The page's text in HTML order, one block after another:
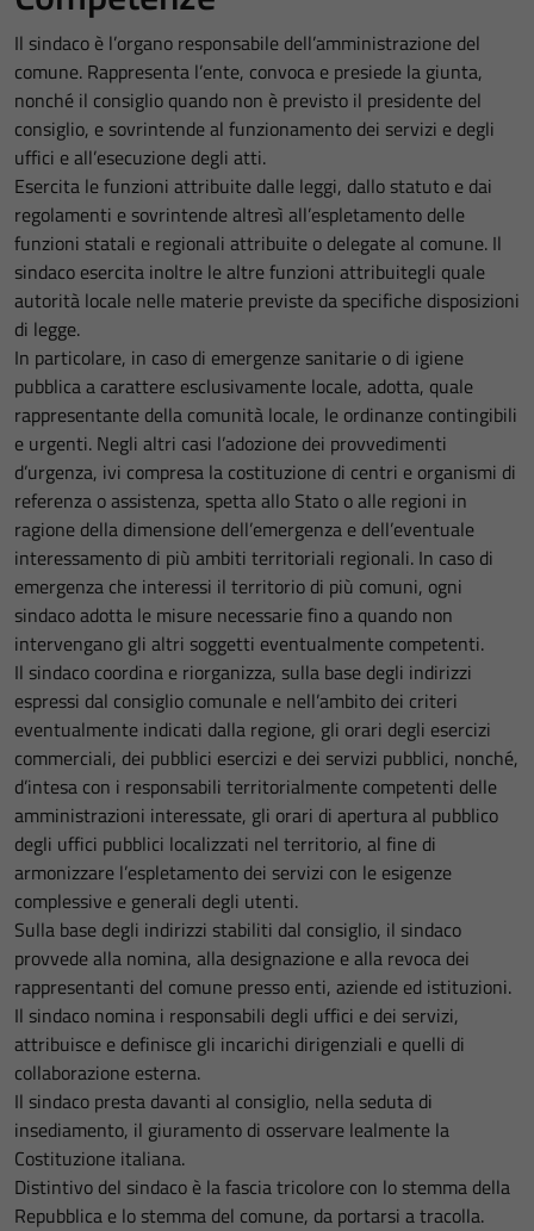
Il sindaco è l’organo responsabile dell’amministrazione del
comune. Rappresenta l’ente, convoca e presiede la giunta,
nonché il consiglio quando non è previsto il presidente del
consiglio, e sovrintende al funzionamento dei servizi e degli
uffici e all’esecuzione degli atti.
Esercita le funzioni attribuite dalle leggi, dallo statuto e dai
regolamenti e sovrintende altresì all’espletamento delle
funzioni statali e regionali attribuite o delegate al comune. Il
sindaco esercita inoltre le altre funzioni attribuitegli quale
autorità locale nelle materie previste da specifiche disposizioni
di legge.
In particolare, in caso di emergenze sanitarie o di igiene
pubblica a carattere esclusivamente locale, adotta, quale
rappresentante della comunità locale, le ordinanze contingibili
e urgenti. Negli altri casi l’adozione dei provvedimenti
d’urgenza, ivi compresa la costituzione di centri e organismi di
referenza o assistenza, spetta allo Stato o alle regioni in
ragione della dimensione dell’emergenza e dell’eventuale
interessamento di più ambiti territoriali regionali. In caso di
emergenza che interessi il territorio di più comuni, ogni
sindaco adotta le misure necessarie fino a quando non
intervengano gli altri soggetti eventualmente competenti.
Il sindaco coordina e riorganizza, sulla base degli indirizzi
espressi dal consiglio comunale e nell’ambito dei criteri
eventualmente indicati dalla regione, gli orari degli esercizi
commerciali, dei pubblici esercizi e dei servizi pubblici, nonché,
d’intesa con i responsabili territorialmente competenti delle
amministrazioni interessate, gli orari di apertura al pubblico
degli uffici pubblici localizzati nel territorio, al fine di
armonizzare l’espletamento dei servizi con le esigenze
complessive e generali degli utenti.
Sulla base degli indirizzi stabiliti dal consiglio, il sindaco
provvede alla nomina, alla designazione e alla revoca dei
rappresentanti del comune presso enti, aziende ed istituzioni.
Il sindaco nomina i responsabili degli uffici e dei servizi,
attribuisce e definisce gli incarichi dirigenziali e quelli di
collaborazione esterna.
Il sindaco presta davanti al consiglio, nella seduta di
insediamento, il giuramento di osservare lealmente la
Costituzione italiana.
Distintivo del sindaco è la fascia tricolore con lo stemma della
Repubblica e lo stemma del comune, da portarsi a tracolla.